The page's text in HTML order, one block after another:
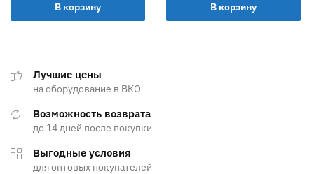
В корзину В корзину
Лучшие цены
на оборудование в ВКО
Возможность возврата
до 14 дней после покупки
Выгодные условия
для оптовых покупателей